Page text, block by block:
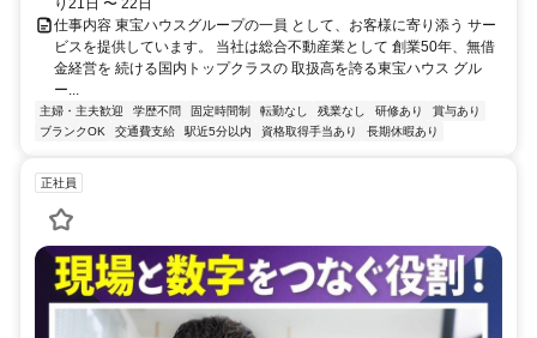
仕事内容 東宝ハウスグループの一員 として、お客様に寄り添う サー
ビスを提供しています。 当社は総合不動産業として 創業50年、無借
金経営を 続ける国内トップクラスの 取扱高を誇る東宝ハウス グル
ー...
主婦・主夫歓迎 学歴不問 固定時間制 転勤なし 残業なし 研修あり
賞与あり
ブランクOK
交通費支給 駅近5分以内 資格取得手当あり 長期休暇あり
正社員